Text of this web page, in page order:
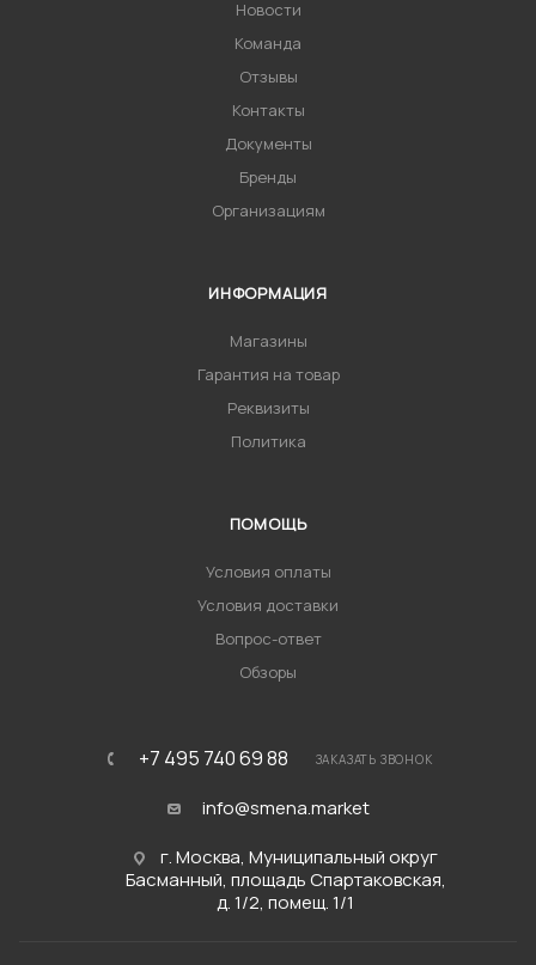
Новости
Команда
Отзывы
Контакты
Документы
Бренды
Организациям
ИНФОРМАЦИЯ
Магазины
Гарантия на товар
Реквизиты
Политика
ПОМОЩЬ
Условия оплаты
Условия доставки
Вопрос-ответ
Обзоры
+7 495 740 69 88 ЗАКАЗАТЬ ЗВОНОК
info@smena.market
г. Москва, Муниципальный округ
Басманный, площадь Спартаковская,
д. 1/2, помещ. 1/1